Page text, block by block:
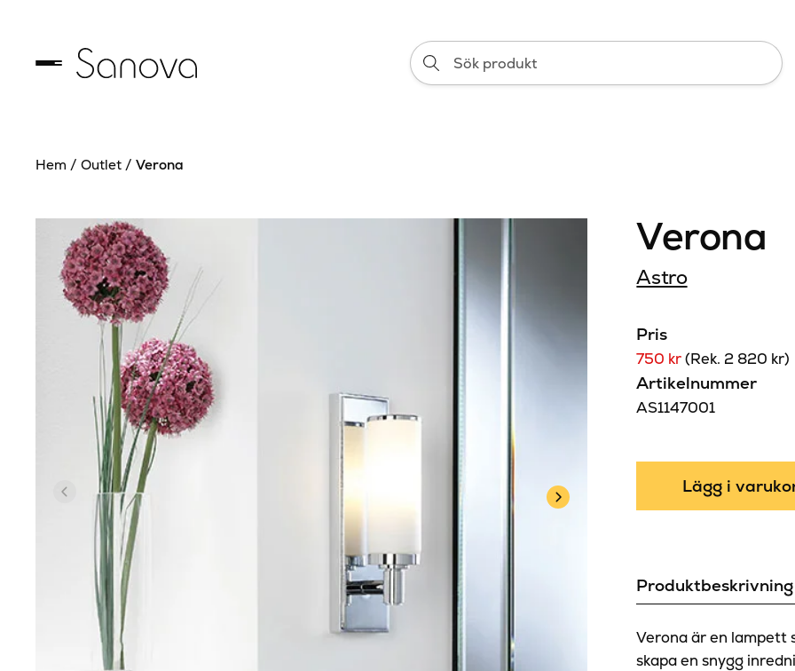
Sök
produkt
Hem / Outlet / Verona
Verona
Astro
Pris
750 kr(Rek. 2 820 kr)
Artikelnummer
AS1147001
Lägg i
Produktbeskrivning
Verona är en lampett
skapa en snygg